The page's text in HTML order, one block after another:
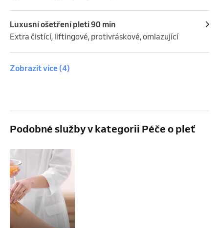
Luxusní ošetření pleti 90 min
Extra čistící, liftingové, protivráskové, omlazující
Zobrazit více (4)
Podobné služby v kategorii Péče o pleť